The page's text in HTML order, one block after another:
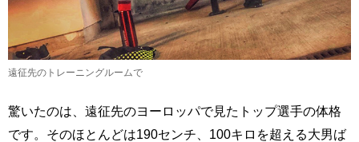
遠征先のトレーニングルームで
驚いたのは、遠征先のヨーロッパで見たトップ選手の体格
です。そのほとんどは190センチ、100キロを超える大男ば